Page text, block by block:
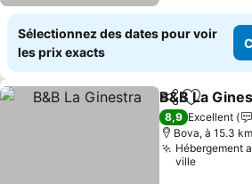
Sélectionnez des dates pour voir
les prix exacts
PartagerAjouter
B&B La
8,9 Excellent
Bova, à 15.3
Hébergement
ville